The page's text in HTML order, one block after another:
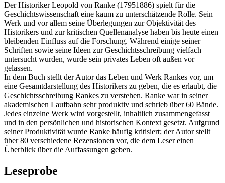
Der Historiker Leopold von Ranke (17951886) spielt für die
Geschichtswissenschaft eine kaum zu unterschätzende Rolle. Sein
Werk und vor allem seine Überlegungen zur Objektivität des
Historikers und zur kritischen Quellenanalyse haben bis heute einen
bleibenden Einfluss auf die Forschung. Während einige seiner
Schriften sowie seine Ideen zur Geschichtsschreibung vielfach
untersucht wurden, wurde sein privates Leben oft außen vor
gelassen.
In dem Buch stellt der Autor das Leben und Werk Rankes vor, um
eine Gesamtdarstellung des Historikers zu geben, die es erlaubt, die
Geschichtsschreibung Rankes zu verstehen. Ranke war in seiner
akademischen Laufbahn sehr produktiv und schrieb über 60 Bände.
Jedes einzelne Werk wird vorgestellt, inhaltlich zusammengefasst
und in den persönlichen und historischen Kontext gesetzt. Aufgrund
seiner Produktivität wurde Ranke häufig kritisiert; der Autor stellt
über 80 verschiedene Rezensionen vor, die dem Leser einen
Überblick über die Auffassungen geben.
Leseprobe